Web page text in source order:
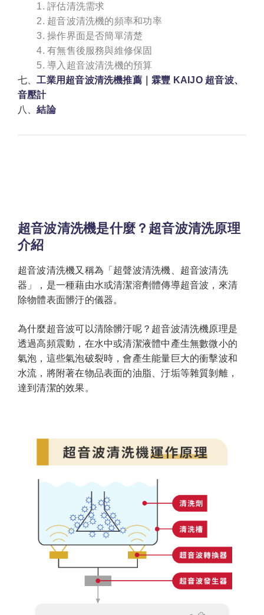
1. 評估清洗需求
2. 超音波清洗機的頻率和功率
3. 操作界面是否簡單清楚
4. 有無售後服務與維修保固
5. 導入超音波清洗機的預算
七、工業用超音波清洗機推薦｜霖豐 KAIJO 超音波、
音壓計
八、結論
超音波清洗機是什麼？超音波清洗原理
介紹
超音波清洗機又稱為「超聲波清洗機、超音波清洗
器」，是一種藉由水或清潔溶劑體傳導超音波，來清
除物體表面髒汙的儀器。
為什麼超音波可以清除髒汙呢？超音波清洗機原理是
透過高頻震動，在水中或清潔液體中產生無數微小的
氣泡，這些氣泡破裂時，會產生能量巨大的衝擊波和
水流，將附著在物品表面的油脂、汙垢等雜質剝離，
達到清潔的效果。